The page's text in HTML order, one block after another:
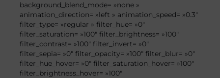
background_blend_mode= »none »
animation_direction= »left » animation_speed= »0.3″
filter_type= »regular » filter_hue= »0″
filter_saturation= »100″ filter_brightness= »100″
filter_contrast= »100″ filter_invert= »0″
filter_sepia= »0″ filter_opacity= »100″ filter_blur= »0″
filter_hue_hover= »0″ filter_saturation_hover= »100″
filter_brightness_hover= »100″